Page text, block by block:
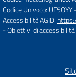
Codice Univoco: UF5OYY
Accessibilità AGID:
- Obiettivi di